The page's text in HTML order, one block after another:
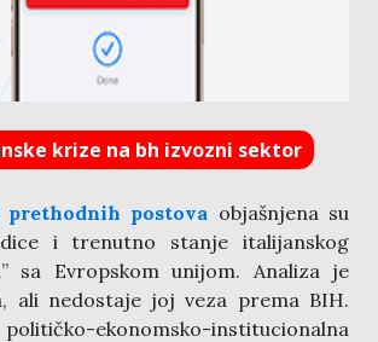
krize na bh izvozni sektor
postova objašnjena su
i trenutno stanje italijanskog
sa Evropskom unijom. Analiza je
ali nedostaje joj veza prema BIH.
ekonomsko-institucionalna